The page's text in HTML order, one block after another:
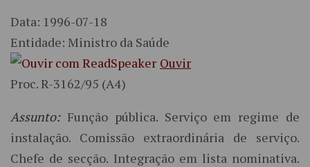
Data: 1996-07-18
Entidade: Ministro da Saúde
Ouvir
Proc. R-3162/95 (A4)
Assunto:Função pública. Serviço em regime de
instalação. Comissão extraordinária de serviço.
Chefe de secção. Integração em lista nominativa.